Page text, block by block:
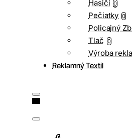
Hasiči 0
Pečiatky 0
Policajný
Tlač 0
Výroba
Reklamný Textil